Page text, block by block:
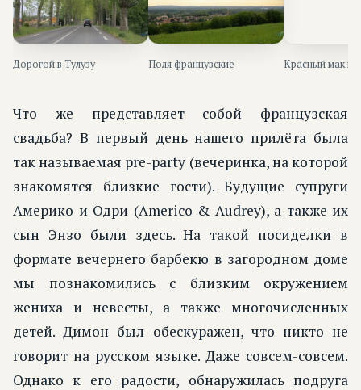
Дорогой в Тулузу Поля французские Красный мак на
Что же представляет собой французская
свадьба? В первый день нашего прилёта была
так называемая pre-party (вечеринка, на которой
знакомятся близкие гости). Будущие супруги
Америко и Одри (Americo & Audrey), а также их
сын Энзо были здесь. На такой посиделки в
формате вечернего барбекю в загородном доме
мы познакомились с близким окружением
жениха и невесты, а также многочисленных
детей. Димон был обескуражен, что никто не
говорит на русском языке. Даже совсем-совсем.
Однако к его радости, обнаружилась подруга